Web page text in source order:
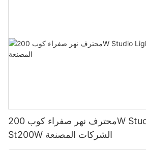
محترف نهر صفراء كوب 200W Studio Light Yr-
St200W الشركات المصنعة